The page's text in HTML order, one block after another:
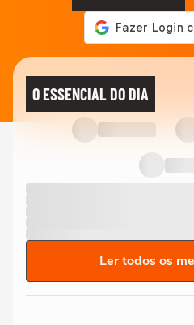
O ESSENCIAL DO DIA
Ler todos os